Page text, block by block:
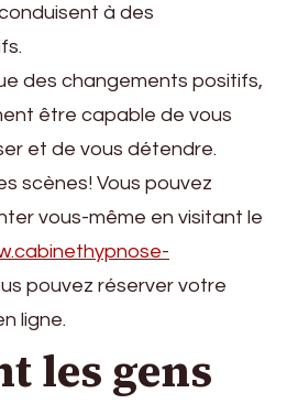
à des
des changements positifs,
être capable de vous
et de vous détendre.
scènes! Vous pouvez
vous-même en visitant le
pouvez réserver votre
ligne.
les gens